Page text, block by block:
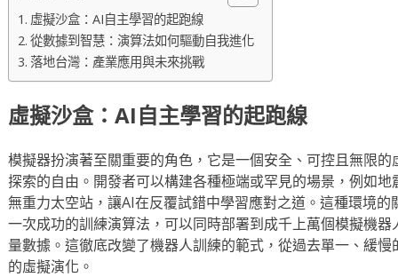
虛擬沙盒：AI自主學習的起跑線
從數據到智慧：演算法如何驅動自我進化
落地台灣：產業應用與未來挑戰
虛擬沙盒：AI自主學習的起跑線
模擬器扮演著至關重要的角色，它是一個安全、可控且無限
探索的自由。開發者可以構建各種極端或罕見的場景，例如
無重力太空站，讓AI在反覆試錯中學習應對之道。這種環境
一次成功的訓練演算法，可以同時部署到成千上萬個模擬機
量數據。這徹底改變了機器人訓練的範式，從過去單一、緩
的虛擬演化。